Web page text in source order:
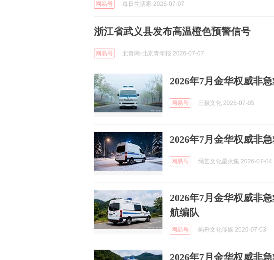
网易号 每日生活家 2026-07-07
浙江省武义县发布高温橙色预警信号
网易号 北青网-北京青年报 2026-07-07
2026年7月金华权威非
网易号 三极文化 2026-07-05
2026年7月金华权威非
网易号 绳艺文化星火集 2026-07-04
2026年7月金华权威非
航编队
网易号 屿舟文化传媒 2026-07-03
2026年7月金华权威非